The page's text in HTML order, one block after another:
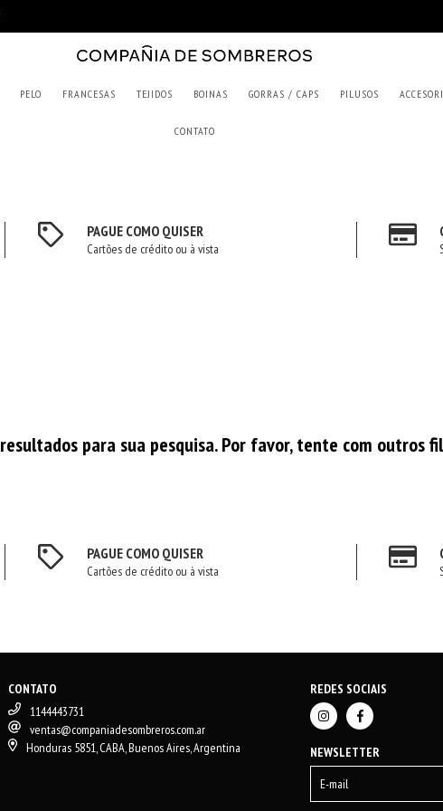
PELO FRANCESAS TEJIDOS BOINAS GORRAS / CAPS PILUSOS
CONTATO
PAGUE COMO QUISER
Cartões de crédito ou à vista
para sua pesquisa. Por favor, tente com outros
PAGUE COMO QUISER
Cartões de crédito ou à vista
CONTATO
1144443731
ventas@companiadesombreros.com.ar
Honduras 5851, CABA, Buenos Aires, Argentina
REDES SOCIAIS
NEWSLETTER